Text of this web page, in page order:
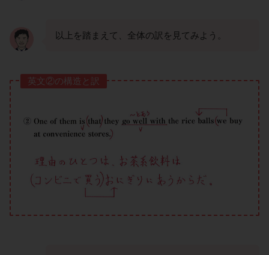
以上を踏まえて、全体の訳を見てみよう。
英文②の構造と訳